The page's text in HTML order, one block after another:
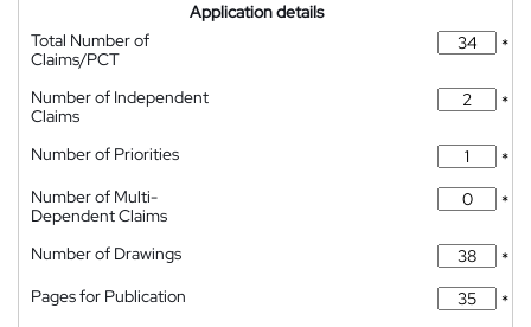
Application details
Total Number of
Claims/PCT
*
Number of Independent
Claims
*
Number of Priorities
*
Number of Multi-
Dependent Claims
*
Number of Drawings
*
Pages for Publication
*